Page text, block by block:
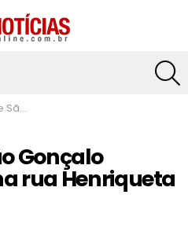
Rubim
Gonçalo
rua Henriqueta